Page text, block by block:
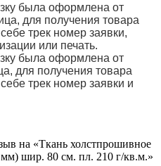
была оформлена от
для получения товара
трек номер заявки,
или печать.
была оформлена от
для получения товара
трек номер заявки и
на «Ткань холстпрошивное
шир. 80 см. пл. 210 г/кв.м.»